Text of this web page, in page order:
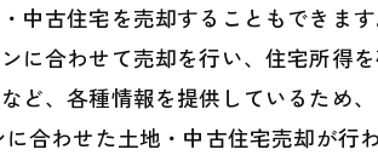
中古住宅を売却することもできま
に合わせて売却を行い、住宅所得
ど、各種情報を提供しているため
合わせた土地・中古住宅売却が行